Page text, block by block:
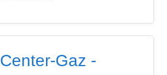
Center-Gaz -